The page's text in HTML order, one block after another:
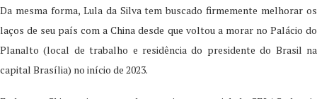
Da mesma forma, Lula da Silva tem buscado firmemente melhorar os
laços de seu país com a China desde que voltou a morar no Palácio do
Planalto (local de trabalho e residência do presidente do Brasil na
capital Brasília) no início de 2023.